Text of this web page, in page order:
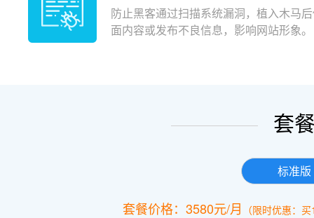
防止黑客通过扫描系统漏洞，植入木马
面内容或发布不良信息，影响网站形象。
套
标准版
套餐价格：3580元/月 （限时优惠：